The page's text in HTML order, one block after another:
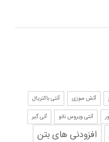
آتش سوزی آنتی باکتریال
آنتی ویروس نانو آنی گیر
افزودنی های بتن